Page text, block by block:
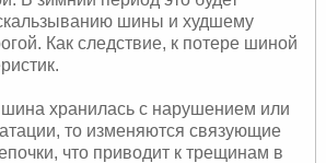
шины и худшему
Как следствие, к потере шиной
хранилась с нарушением или
то изменяются связующие
что приводит к трещинам в